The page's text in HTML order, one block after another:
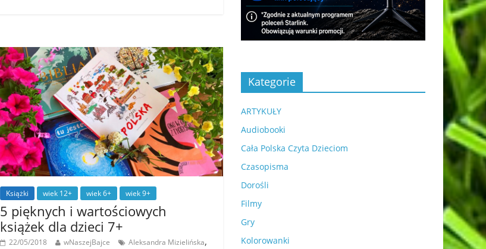
Książki wiek 12+ wiek 6+ wiek 9+
5 pięknych i wartościowych
książek dla dzieci 7+
22/05/2018 wNaszejBajce Aleksandra Mizielińska,
Kategorie
ARTYKUŁY
Audiobooki
Cała Polska Czyta Dzieciom
Czasopisma
Dorośli
Filmy
Gry
Kolorowanki